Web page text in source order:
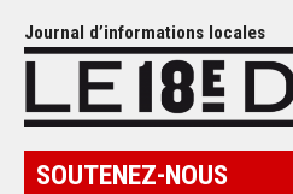
Journal d’informations locales
SOUTENEZ-NOUS